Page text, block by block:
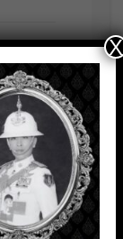
X